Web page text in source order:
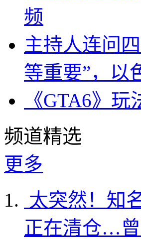
频
主持人连问
等重要”，以
《GTA6》
频道精选
更多
太突然！知
正在清仓…